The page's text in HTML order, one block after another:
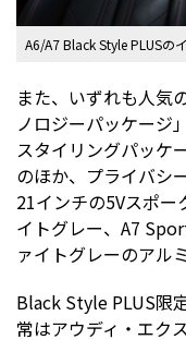
A6/A7 Black Style PLUSの
また、いずれも人気
ノロジーパッケージ
スタイリングパッケ
のほか、プライバシ
21インチの5Vスポー
イトグレー、A7
ァイトグレーのアル
Black Style PLUS限
常はアウディ・エク